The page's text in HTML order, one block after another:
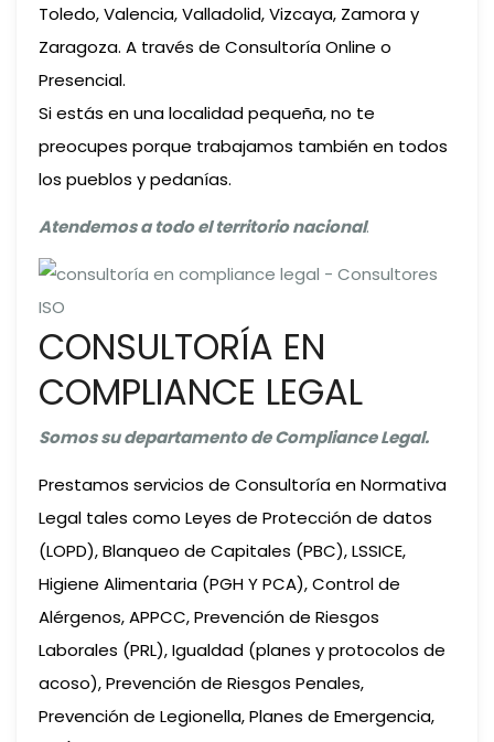
Toledo, Valencia, Valladolid, Vizcaya, Zamora y
Zaragoza. A través de Consultoría Online o
Presencial.
Si estás en una localidad pequeña, no te
preocupes porque trabajamos también en todos
los pueblos y pedanías.
Atendemos a todo el territorio nacional.
CONSULTORÍA EN
COMPLIANCE LEGAL
Somos su departamento de Compliance Legal.
Prestamos servicios de Consultoría en Normativa
Legal tales como Leyes de Protección de datos
(LOPD), Blanqueo de Capitales (PBC), LSSICE,
Higiene Alimentaria (PGH Y PCA), Control de
Alérgenos, APPCC, Prevención de Riesgos
Laborales (PRL), Igualdad (planes y protocolos de
acoso), Prevención de Riesgos Penales,
Prevención de Legionella, Planes de Emergencia,